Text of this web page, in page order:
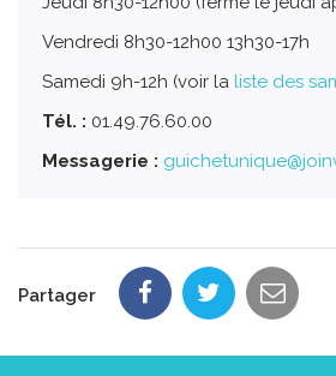
Vendredi 8h30-12h00 13h30-17h
Samedi 9h-12h (voir la liste des
Tél. : 01.49.76.60.00
Messagerie :
Partager